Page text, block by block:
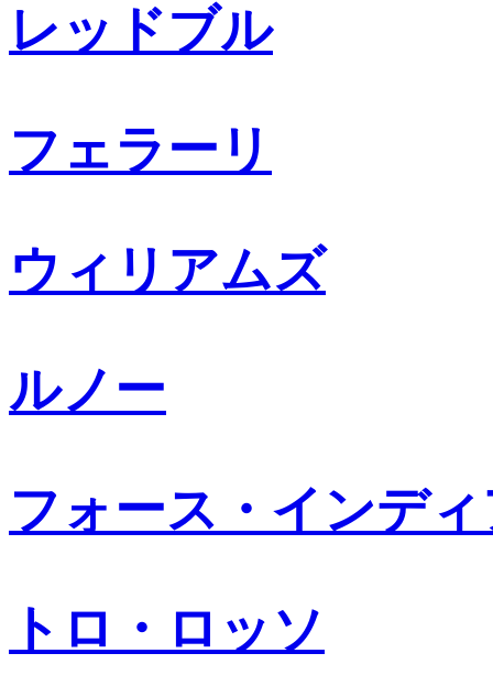
レッドブル
フェラーリ
ウィリアムズ
ルノー
フォース・インデ
トロ・ロッソ